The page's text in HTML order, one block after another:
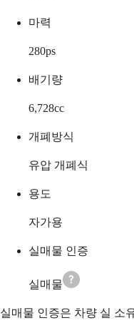
마력
280ps
배기량
6,728cc
개폐방식
유압 개폐식
용도
자가용
실매물 인증
실매물
실매물 인증은 차량 실 소